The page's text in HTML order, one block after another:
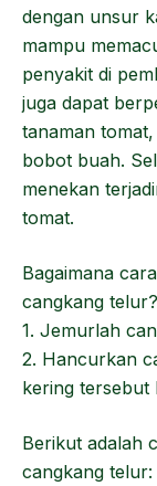
dengan unsur
mampu
penyakit di
juga dapat
tanaman
bobot buah.
menekan
tomat.
Bagaimana
cangkang telur?
1. Jemurlah
2. Hancurkan
kering tersebut
Berikut adalah
cangkang telur: